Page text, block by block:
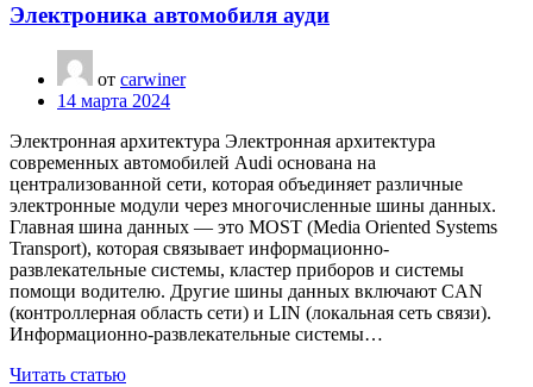
Электроника автомобиля ауди
от carwiner
14 марта 2024
Электронная архитектура Электронная архитектура
современных автомобилей Audi основана на
централизованной сети, которая объединяет различные
электронные модули через многочисленные шины данных.
Главная шина данных — это MOST (Media Oriented Systems
Transport), которая связывает информационно-
развлекательные системы, кластер приборов и системы
помощи водителю. Другие шины данных включают CAN
(контроллерная область сети) и LIN (локальная сеть связи).
Информационно-развлекательные системы…
Читать статью